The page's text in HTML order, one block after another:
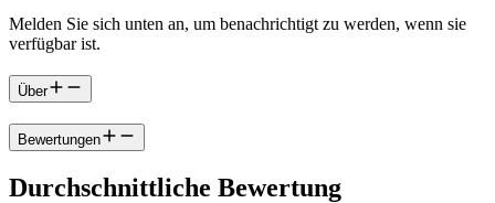
Melden Sie sich unten an, um benachrichtigt zu werden, wenn sie
verfügbar ist.
Über
Bewertungen
Durchschnittliche Bewertung